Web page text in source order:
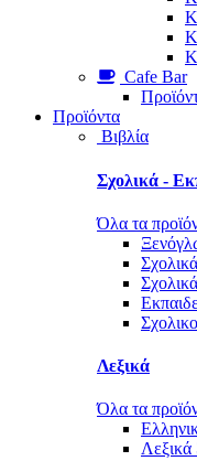
Cafe Bar
Προϊόντα
Βιβλία
Σχολικά -
Όλα τα
Λεξικά
Όλα τα